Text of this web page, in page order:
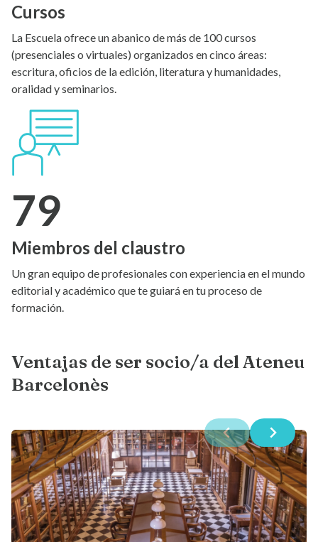
Cursos
La Escuela ofrece un abanico de más de 100 cursos
(presenciales o virtuales) organizados en cinco áreas:
escritura, oficios de la edición, literatura y humanidades,
oralidad y seminarios.
79
Miembros del claustro
Un gran equipo de profesionales con experiencia en el mundo
editorial y académico que te guiará en tu proceso de
formación.
Ventajas de ser socio/a del Ateneu
Barcelonès